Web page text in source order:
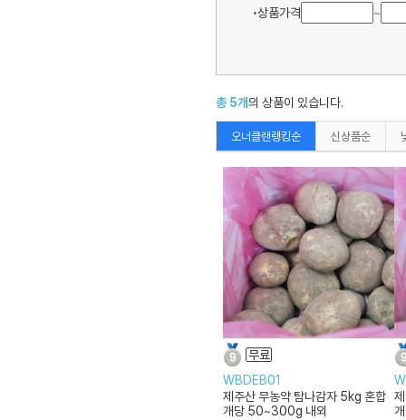
상품가격
~
총 5개의 상품이 있습니다.
오너클랜랭킹순 신상품순
WBDEB01
제주산 무농약 탐나감자 5kg 혼합
개당 50~300g 내외